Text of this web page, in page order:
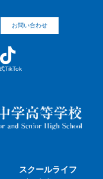
お問い合わせ
TikTok
スクールライフ